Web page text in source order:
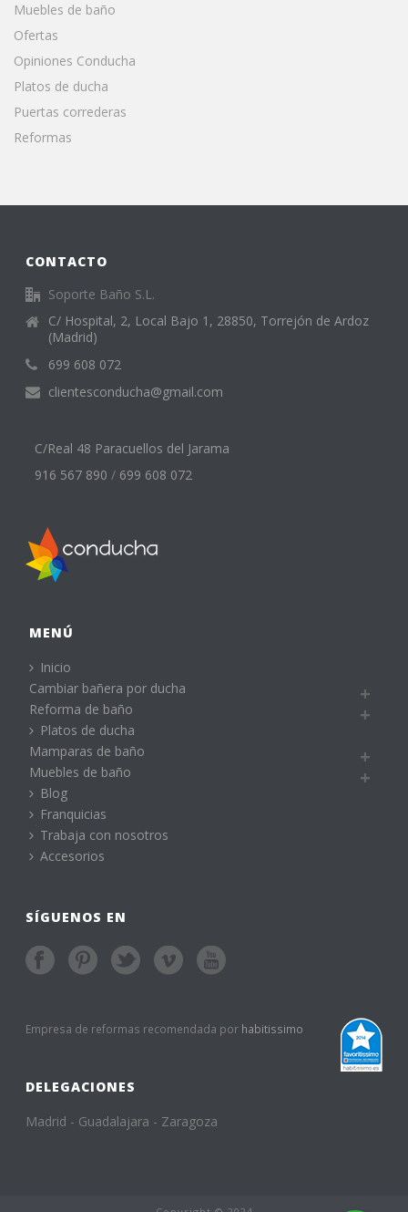
Muebles de baño
Ofertas
Opiniones Conducha
Platos de ducha
Puertas correderas
Reformas
CONTACTO
Soporte Baño S.L.
C/ Hospital, 2, Local Bajo 1, 28850, Torrejón de Ardoz
(Madrid)
699 608 072
clientesconducha@gmail.com
C/Real 48 Paracuellos del Jarama
916 567 890 / 699 608 072
MENÚ
Inicio
Cambiar bañera por ducha
Reforma de baño
Platos de ducha
Mamparas de baño
Muebles de baño
Blog
Franquicias
Trabaja con nosotros
Accesorios
SÍGUENOS EN
Empresa de reformas recomendada por habitissimo
DELEGACIONES
Madrid - Guadalajara - Zaragoza